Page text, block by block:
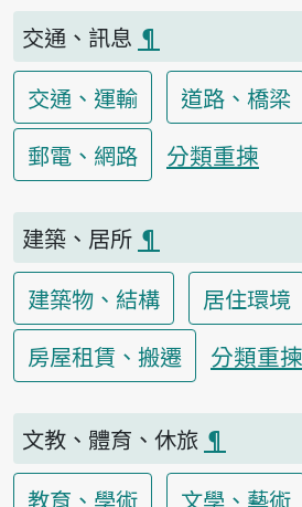
交通、訊息 ¶
交通、運輸
道路、橋梁
郵電、網路
分類重揀
建築、居所 ¶
建築物、結構
居住環境
房屋租賃、搬遷
分類重揀
文教、體育、休旅 ¶
教育、學術
文學、藝術